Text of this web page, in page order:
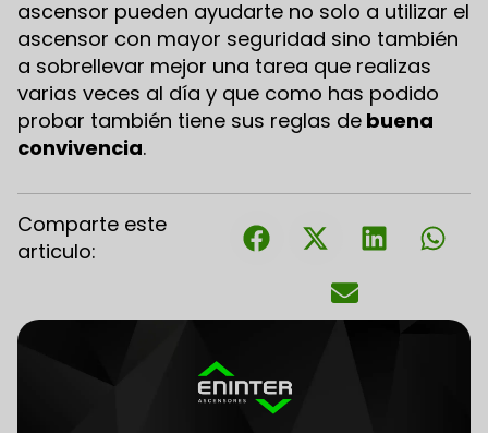
ascensor pueden ayudarte no solo a utilizar el
ascensor con mayor seguridad sino también
a sobrellevar mejor una tarea que realizas
varias veces al día y que como has podido
probar también tiene sus reglas de buena
convivencia.
Comparte este
articulo: